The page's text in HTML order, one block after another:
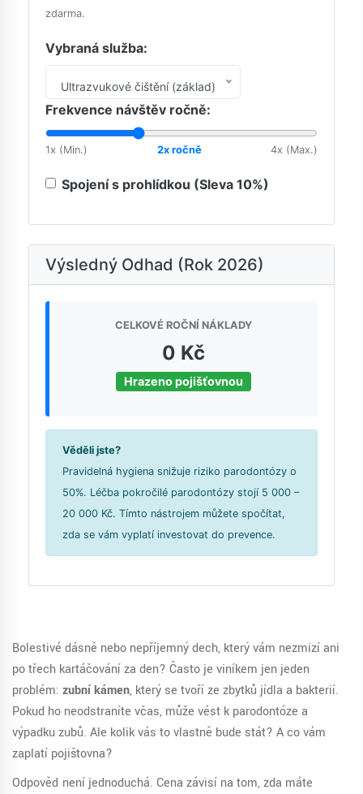
zdarma.
Vybraná služba:
Ultrazvukové čištění (základ)
Frekvence návštěv ročně:
1x (Min.) 2x ročně 4x (Max.)
Spojení s prohlídkou (Sleva 10%)
Výsledný Odhad (Rok 2026)
CELKOVÉ ROČNÍ NÁKLADY
0 Kč
Hrazeno pojišťovnou
Věděli jste?
Pravidelná hygiena snižuje riziko parodontózy o
50%. Léčba pokročilé parodontózy stojí 5 000 –
20 000 Kč. Tímto nástrojem můžete spočítat,
zda se vám vyplatí investovat do prevence.
Bolestivé dásně nebo nepříjemný dech, který vám nezmizí ani
po třech kartáčování za den? Často je viníkem jen jeden
problém: zubní kámen, který se tvoří ze zbytků jídla a bakterií.
Pokud ho neodstraníte včas, může vést k parodontóze a
výpadku zubů. Ale kolik vás to vlastně bude stát? A co vám
zaplatí pojišťovna?
Odpověď není jednoduchá. Cena závisí na tom, zda máte